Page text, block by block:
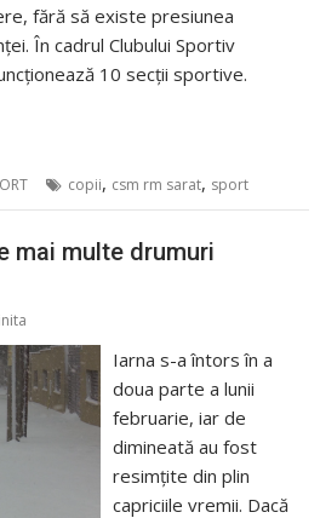
fără să existe presiunea
În cadrul Clubului Sportiv
10 secții sportive.
copii, csm rm sarat, sport
mai multe drumuri
Iarna s-a întors în a
doua parte a lunii
februarie, iar de
dimineată au fost
resimțite din plin
capriciile vremii. Dacă